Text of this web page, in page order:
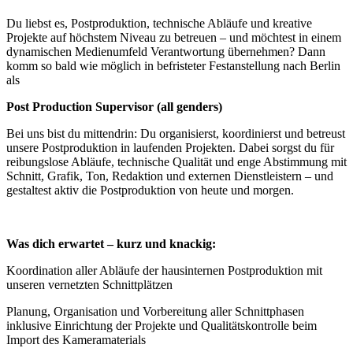
Du liebst es, Postproduktion, technische Abläufe und kreative
Projekte auf höchstem Niveau zu betreuen – und möchtest in einem
dynamischen Medienumfeld Verantwortung übernehmen? Dann
komm so bald wie möglich in befristeter Festanstellung nach Berlin
als
Post Production Supervisor (all genders)
Bei uns bist du mittendrin: Du organisierst, koordinierst und betreust
unsere Postproduktion in laufenden Projekten. Dabei sorgst du für
reibungslose Abläufe, technische Qualität und enge Abstimmung mit
Schnitt, Grafik, Ton, Redaktion und externen Dienstleistern – und
gestaltest aktiv die Postproduktion von heute und morgen.
Was dich erwartet – kurz und knackig:
Koordination aller Abläufe der hausinternen Postproduktion mit
unseren vernetzten Schnittplätzen
Planung, Organisation und Vorbereitung aller Schnittphasen
inklusive Einrichtung der Projekte und Qualitätskontrolle beim
Import des Kameramaterials